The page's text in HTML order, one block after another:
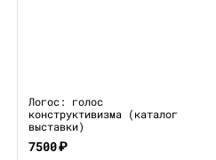
Логос: голос
конструктивизма (каталог
выставки)
7500₽